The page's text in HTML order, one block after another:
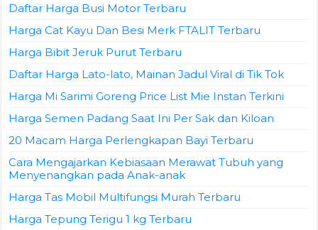
Daftar Harga Busi Motor Terbaru
Harga Cat Kayu Dan Besi Merk FTALIT Terbaru
Harga Bibit Jeruk Purut Terbaru
Daftar Harga Lato-lato, Mainan Jadul Viral di Tik Tok
Harga Mi Sarimi Goreng Price List Mie Instan Terkini
Harga Semen Padang Saat Ini Per Sak dan Kiloan
20 Macam Harga Perlengkapan Bayi Terbaru
Cara Mengajarkan Kebiasaan Merawat Tubuh yang
Menyenangkan pada Anak-anak
Harga Tas Mobil Multifungsi Murah Terbaru
Harga Tepung Terigu 1 kg Terbaru